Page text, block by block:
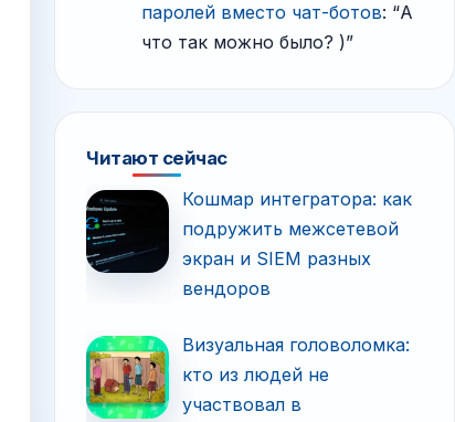
паролей вместо чат-ботов: “А
что так можно было? )”
Читают сейчас
Кошмар интегратора: как
подружить межсетевой
экран и SIEM разных
вендоров
Визуальная головоломка:
кто из людей не
участвовал в